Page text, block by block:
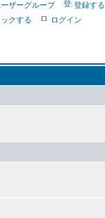
ーザーグループ
登録する
クする ログイン